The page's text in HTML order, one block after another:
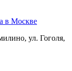
ул. Гоголя,